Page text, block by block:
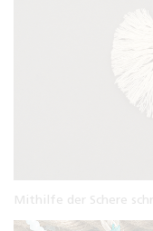
Mithilfe der Schere